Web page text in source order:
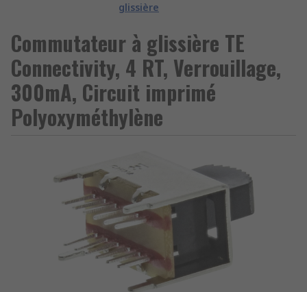
glissière
Commutateur à glissière TE
Connectivity, 4 RT, Verrouillage,
300mA, Circuit imprimé
Polyoxyméthylène